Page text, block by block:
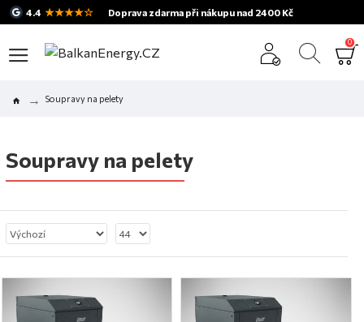
4.4 ★★★★☆ Doprava zdarma při nákupu nad 2400 Kč
0
Soupravy na pelety
Soupravy na pelety